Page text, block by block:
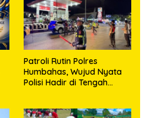
Patroli Rutin Polres
Humbahas, Wujud Nyata
Polisi Hadir di Tengah